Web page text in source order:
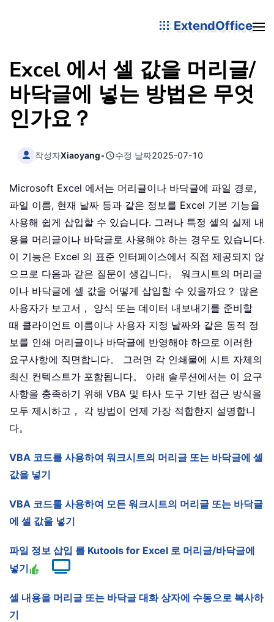
ExtendOffice
Excel 에서 셀 값을 머리글/
바닥글에 넣는 방법은 무엇
인가요？
작성자Xiaoyang• 수정 날짜2025-07-10
Microsoft Excel 에서는 머리글이나 바닥글에 파일 경로,
파일 이름, 현재 날짜 등과 같은 정보를 Excel 기본 기능을
사용해 쉽게 삽입할 수 있습니다. 그러나 특정 셀의 실제 내
용을 머리글이나 바닥글로 사용해야 하는 경우도 있습니다.
이 기능은 Excel 의 표준 인터페이스에서 직접 제공되지 않
으므로 다음과 같은 질문이 생깁니다。 워크시트의 머리글
이나 바닥글에 셀 값을 어떻게 삽입할 수 있을까요？ 많은
사용자가 보고서， 양식 또는 데이터 내보내기를 준비할
때 클라이언트 이름이나 사용자 지정 날짜와 같은 동적 정
보를 인쇄 머리글이나 바닥글에 반영해야 하므로 이러한
요구사항에 직면합니다。 그러면 각 인쇄물에 시트 자체의
최신 컨텍스트가 포함됩니다。 아래 솔루션에서는 이 요구
사항을 충족하기 위해 VBA 및 타사 도구 기반 접근 방식을
모두 제시하고， 각 방법이 언제 가장 적합한지 설명합니
다。
VBA 코드를 사용하여 워크시트의 머리글 또는 바닥글에 셀
값을 넣기
VBA 코드를 사용하여 모든 워크시트의 머리글 또는 바닥글
에 셀 값을 넣기
파일 정보 삽입 를 Kutools for Excel 로 머리글/바닥글에
넣기
셀 내용을 머리글 또는 바닥글 대화 상자에 수동으로 복사하
기